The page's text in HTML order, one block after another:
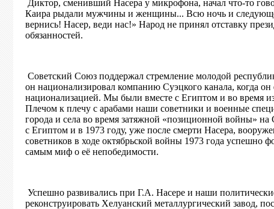
Диктор, сменивший Насера у микрофона, начал что-то
Каира рыдали мужчины и женщины... Всю ночь и
вернись! Насер, веди нас!» Народ не принял отставку
обязанностей.
Советский Союз поддержал стремление молодой
он национализировал компанию Суэцкого канала, когда
национализацией. Мы были вместе с Египтом и во время
Плечом к плечу с арабами наши советники и военные
города и села во время затяжной «позиционной войны»
с Египтом и в 1973 году, уже после смерти Насера,
советников в ходе октябрьской войны 1973 года успешно
самым миф о её непобедимости.
Успешно развивались при Г.А. Насере и наши
реконструировать Хелуанский металлургический завод,